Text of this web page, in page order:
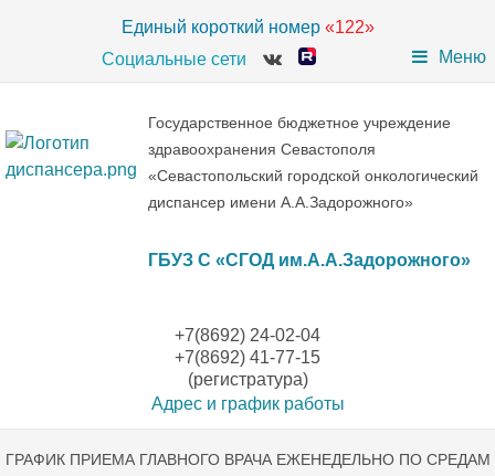
Единый короткий номер«122»
Социальные сети
Меню
Государственное бюджетное учреждение
здравоохранения Севастополя
«Севастопольский городской онкологический
диспансер имени А.А.Задорожного»
ГБУЗ С «СГОД им.А.А.Задорожного»
+7(8692) 24-02-04
+7(8692) 41-77-15
(регистратура)
Адрес и график работы
ГРАФИК ПРИЕМА ГЛАВНОГО ВРАЧА ЕЖЕНЕДЕЛЬНО ПО СРЕДАМ